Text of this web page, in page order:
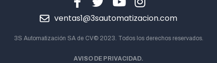
ventas1@3sautomatizacion.com
3S Automatización SA de CV© 2023. Todos los derechos reservados.
AVISO DE PRIVACIDAD.